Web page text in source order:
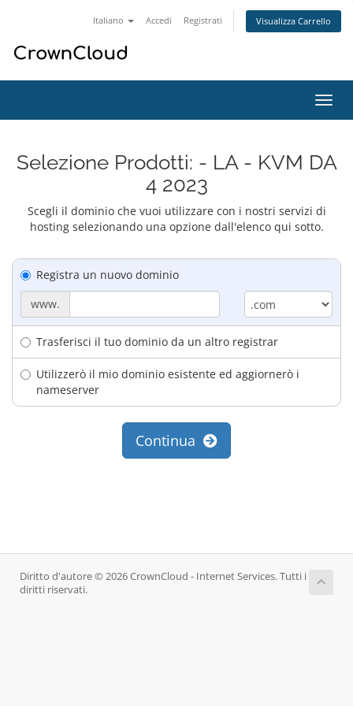
Italiano Accedi Registrati Visualizza Carrello
Attiva
Selezione Prodotti: - LA - KVM DA
4 2023
Scegli il dominio che vuoi utilizzare con i nostri servizi di
hosting selezionando una opzione dall'elenco qui sotto.
Registra un nuovo dominio
www.
Trasferisci il tuo dominio da un altro registrar
Utilizzerò il mio dominio esistente ed aggiornerò i
nameserver
Continua
Diritto d'autore © 2026 CrownCloud - Internet Services. Tutti i
diritti riservati.